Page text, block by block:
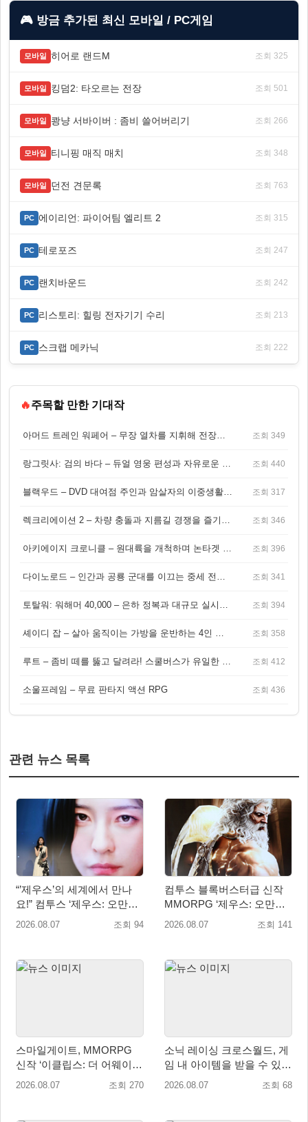
🎮 방금 추가된 최신 모바일 / PC게임
모바일 히어로 랜드M 조회 325
모바일 킹덤2: 타오르는 전장 조회 501
모바일 쾅냥 서바이버 : 좀비 쓸어버리기 조회 266
모바일 티니핑 매직 매치 조회 348
모바일 던전 견문록 조회 763
PC 에이리언: 파이어팀 엘리트 2 조회 315
PC 테로포즈 조회 247
PC 랜치바운드 조회 242
PC 리스토리: 힐링 전자기기 수리 조회 213
PC 스크랩 메카닉 조회 222
🔥주목할 만한 기대작
아머드 트레인 워페어 – 무장 열차를 지휘해 전장을 돌파하는 생존 전투 게임 조회 349
랑그릿사: 검의 바다 – 듀얼 영웅 편성과 자유로운 탐험을 결합한 판타지 전략 RPG 조회 440
블랙우드 – DVD 대여점 주인과 암살자의 이중생활을 그린 3인칭 액션 스릴러 게임 조회 317
렉크리에이션 2 – 차량 충돌과 지름길 경쟁을 즐기는 오픈월드 아케이드 레이싱 게임 조회 346
아키에이지 크로니클 – 원대륙을 개척하며 논타겟 전투를 즐기는 오픈월드 MMORPG 조회 396
다이노로드 – 인간과 공룡 군대를 이끄는 중세 전략 액션 RPG 조회 341
토탈워: 워해머 40,000 – 은하 정복과 대규모 실시간 전투가 결합된 전략 게임! 조회 394
셰이디 잡 – 살아 움직이는 가방을 운반하는 4인 협동 물리 어드벤처 게임 조회 358
루트 – 좀비 떼를 뚫고 달려라! 스쿨버스가 유일한 집이 되는 4인 협동 생존 게임 조회 412
소울프레임 – 무료 판타지 액션 RPG 조회 436
관련 뉴스 목록
“’제우스’의 세계에서 만나
요!” 컴투스 ‘제우스: 오만의
신’ 쇼케이스 찾은 배우 박지
2026.08.07 조회 94
컴투스 블록버스터급 신작
MMORPG ‘제우스: 오만의
신’, 8월 26일 출시!
2026.08.07 조회 141
스마일게이트, MMORPG
신작 ‘이클립스: 더 어웨이크
닝’ 9월 10일 론칭!
2026.08.07 조회 270
소닉 레이싱 크로스월드, 게
임 내 아이템을 받을 수 있는
‘레전드 대회 라운드 7’ 개최!
2026.08.07 조회 68